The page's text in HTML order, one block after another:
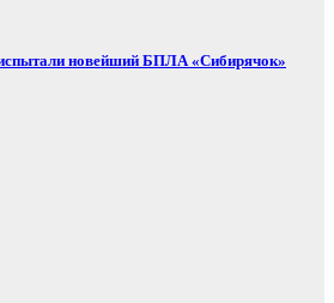
новейший БПЛА «Сибирячок»